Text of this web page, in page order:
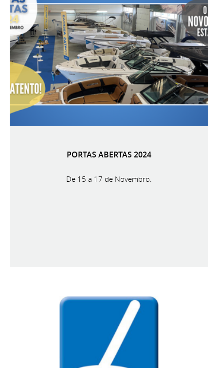
PORTAS ABERTAS 2024
De 15 a 17 de Novembro.